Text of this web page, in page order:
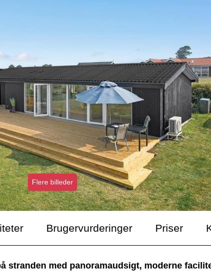
Flere billeder
Brugervurderinger Priser
stranden med panoramaudsigt, moderne